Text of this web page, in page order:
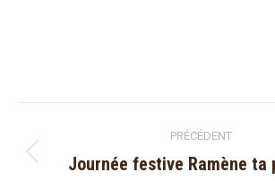
article
PRÉCÉDENT
Article
Journée festive Ramène ta